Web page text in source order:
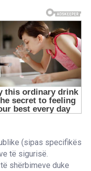
(sipas specifikës
të sigurisë.
shërbimeve duke